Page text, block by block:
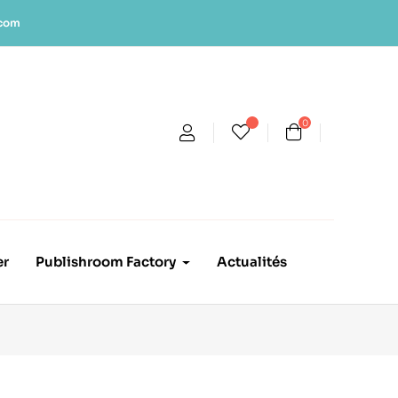
0
Publishroom Factory Actualités